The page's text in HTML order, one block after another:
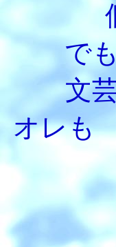
で
文
オレも